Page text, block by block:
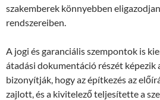
szakemberek könnyebben
rendszereiben.
A jogi és garanciális szempontok is
átadási dokumentáció részét képezik
bizonyítják, hogy az építkezés az
zajlott, és a kivitelező teljesítette a